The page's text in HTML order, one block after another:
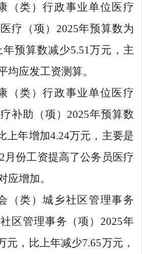
（类）行政事业单位医疗
疗（项） 2025年预算数为
年预算数减少5.51万元，主
均应发工资测算。
（类）行政事业单位医疗
补助（项） 2025年预算数
上年增加4.24万元，主要是
月份工资提高了公务员医疗
应增加。
（类）城乡社区管理事务
区管理事务（项） 2025年
元，比上年减少7.65万元，